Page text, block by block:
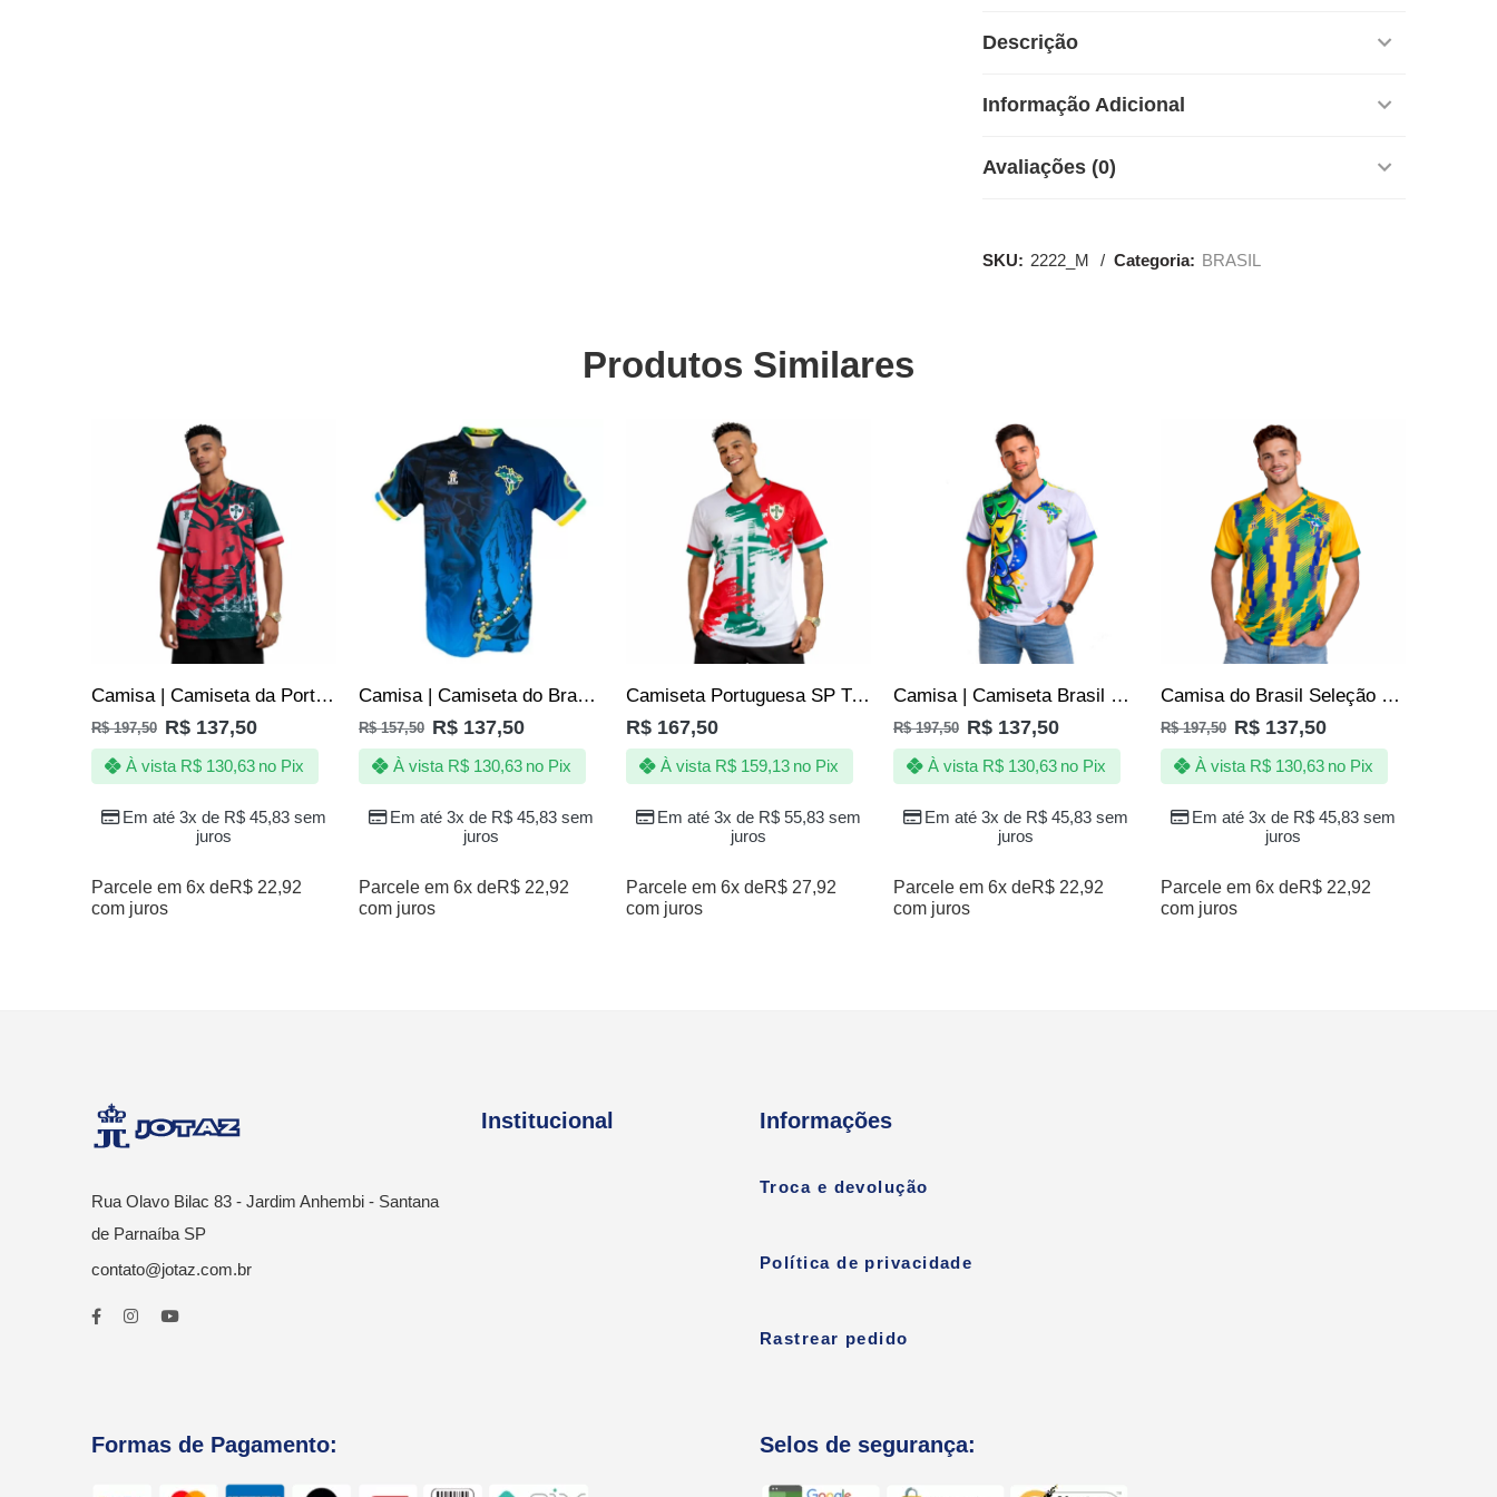
Descrição
Informação Adicional
Avaliações (0)
SKU: 2222_M Categoria: BRASIL
Produtos Similares
Camisa | Camiseta da Portuguesa Lusa Torcedor Oficial
R$197,50 R$ 137,50
Em até 3x de R$ 45,83 sem
juros
À vista R$130,63 no Pix
Parcele em 6x deR$ 22,92
com juros
Camisa | Camiseta do Brasil Copa – País do Futebol – Jotaz – Masculino
R$157,50 R$ 137,50
Em até 3x de R$ 45,83 sem
juros
À vista R$130,63 no Pix
Parcele em 6x deR$ 22,92
com juros
Camiseta Portuguesa SP Tricampeã Paulista 35|36|73 – Escudo emborrachado
R$ 167,50
Em até 3x de R$ 55,83 sem
juros
À vista R$159,13 no Pix
Parcele em 6x deR$ 27,92
com juros
Camisa | Camiseta Brasil Seleção de Quebrada Brasileira Branca
R$197,50 R$ 137,50
Em até 3x de R$ 45,83 sem
juros
À vista R$130,63 no Pix
Parcele em 6x deR$ 22,92
com juros
Camisa do Brasil Seleção Top Brasileira Amarela
R$197,50 R$ 137,50
Em até 3x de R$ 45,83 sem
juros
À vista R$130,63 no Pix
Parcele em 6x deR$ 22,92
com juros
Rua Olavo Bilac 83 - Jardim Anhembi - Santana
de Parnaíba SP
contato@jotaz.com.br
Institucional Informações
Troca e devolução
Política de privacidade
Rastrear pedido
Formas de Pagamento: Selos de segurança: